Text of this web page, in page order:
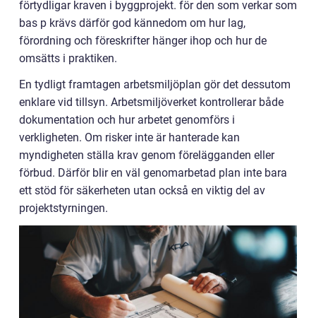
förtydligar kraven i byggprojekt. för den som verkar som
bas p krävs därför god kännedom om hur lag,
förordning och föreskrifter hänger ihop och hur de
omsätts i praktiken.
En tydligt framtagen arbetsmiljöplan gör det dessutom
enklare vid tillsyn. Arbetsmiljöverket kontrollerar både
dokumentation och hur arbetet genomförs i
verkligheten. Om risker inte är hanterade kan
myndigheten ställa krav genom förelägganden eller
förbud. Därför blir en väl genomarbetad plan inte bara
ett stöd för säkerheten utan också en viktig del av
projektstyrningen.